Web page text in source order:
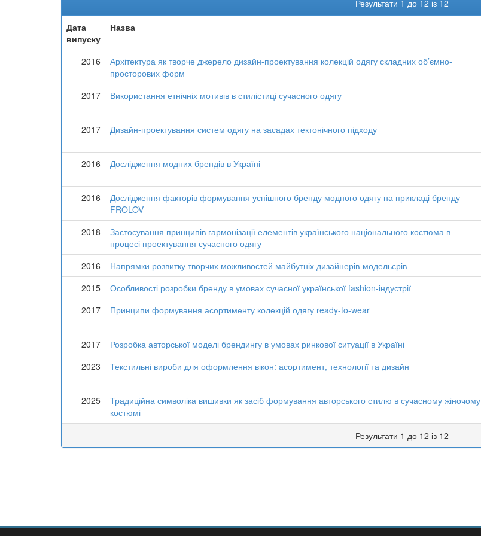
Результати 1 до 12 із 12
Дата
випуску
Назва
2016
Архітектура як творче джерело дизайн-проектування колекцій одягу складних об’ємно-
просторових форм
2017
Використання етнічніх мотивів в стилістиці сучасного одягу
2017
Дизайн-проектування систем одягу на засадах тектонічного підходу
2016
Дослідження модних брендів в Україні
2016
Дослідження факторів формування успішного бренду модного одягу на прикладі бренду
FROLOV
2018
Застосування принципів гармонізації елементів українського національного костюма в
процесі проектування сучасного одягу
2016 Напрямки розвитку творчих можливостей майбутніх дизайнерів-модельєрів
2015
Особливості розробки бренду в умовах сучасної української fashion-індустрії
2017
Принципи формування асортименту колекцій одягу ready-to-wear
2017
Розробка авторської моделі брендингу в умовах ринкової ситуації в Україні
2023
Текстильні вироби для оформлення вікон: асортимент, технології та дизайн
2025
Традиційна символіка вишивки як засіб формування авторського стилю в сучасному жіночому
костюмі
Результати 1 до 12 із 12